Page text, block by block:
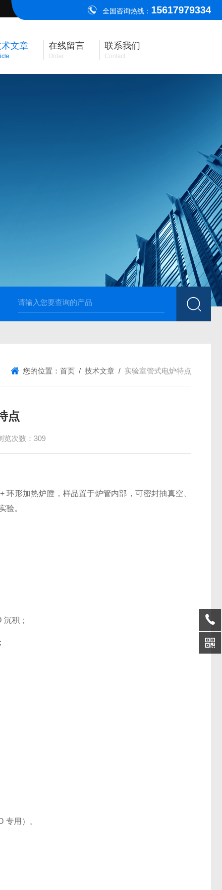
全国咨询热线： 15617979334
文章 在线留言
Order
联系我们
Contact
高温烧结升降炉 可四面加热 1700度升降式马弗炉 烧
您的位置： 首页 / 技术文章 / 实验室管式电炉特点
点
览次数：309
形加热炉膛，样品置于炉管内部，可密封抽真空、
验。
积；
专用）。